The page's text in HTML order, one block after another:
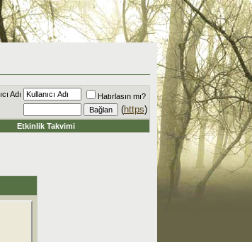
Adı
Hatırlasın mı?
(https)
Etkinlik Takvimi